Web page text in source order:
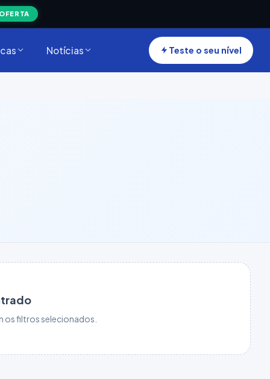
Notícias Teste o seu nível
filtros selecionados.